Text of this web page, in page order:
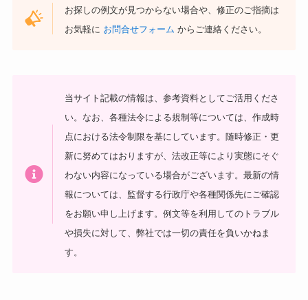
お探しの例文が見つからない場合や、修正のご指摘は
お気軽に お問合せフォーム からご連絡ください。
当サイト記載の情報は、参考資料としてご活用くださ
い。 なお、各種法令による規制等については、作成時
点における法令制限を基にしています。随時修正・更
新に努めてはおりますが、法改正等により実態にそぐ
わない内容になっている場合がございます。最新の情
報については、監督する行政庁や各種関係先にご確認
をお願い申し上げます。例文等を利用してのトラブル
や損失に対して、弊社では一切の責任を負いかねま
す。